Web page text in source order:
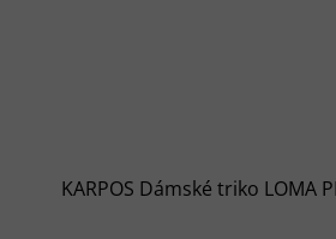
KARPOS Dámské triko LOMA